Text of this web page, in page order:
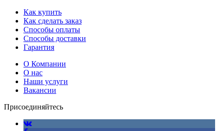
Как купить
Как сделать заказ
Способы оплаты
Способы доставки
Гарантия
О Компании
О нас
Наши услуги
Вакансии
Присоединяйтесь